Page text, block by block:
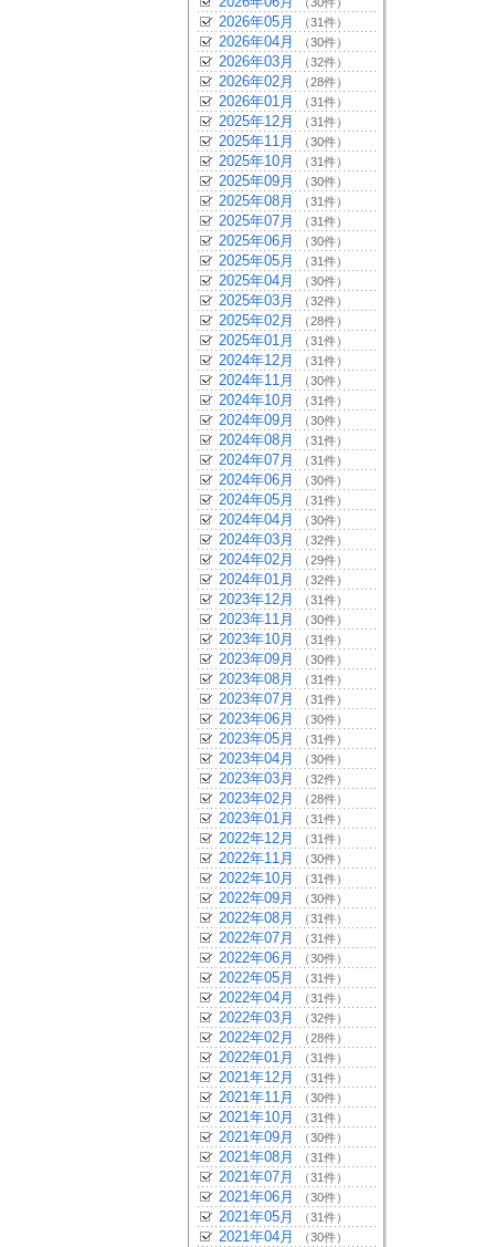
2026年05月 （31件）
2026年04月 （30件）
2026年03月 （32件）
2026年02月 （28件）
2026年01月 （31件）
2025年12月 （31件）
2025年11月 （30件）
2025年10月 （31件）
2025年09月 （30件）
2025年08月 （31件）
2025年07月 （31件）
2025年06月 （30件）
2025年05月 （31件）
2025年04月 （30件）
2025年03月 （32件）
2025年02月 （28件）
2025年01月 （31件）
2024年12月 （31件）
2024年11月 （30件）
2024年10月 （31件）
2024年09月 （30件）
2024年08月 （31件）
2024年07月 （31件）
2024年06月 （30件）
2024年05月 （31件）
2024年04月 （30件）
2024年03月 （32件）
2024年02月 （29件）
2024年01月 （32件）
2023年12月 （31件）
2023年11月 （30件）
2023年10月 （31件）
2023年09月 （30件）
2023年08月 （31件）
2023年07月 （31件）
2023年06月 （30件）
2023年05月 （31件）
2023年04月 （30件）
2023年03月 （32件）
2023年02月 （28件）
2023年01月 （31件）
2022年12月 （31件）
2022年11月 （30件）
2022年10月 （31件）
2022年09月 （30件）
2022年08月 （31件）
2022年07月 （31件）
2022年06月 （30件）
2022年05月 （31件）
2022年04月 （31件）
2022年03月 （32件）
2022年02月 （28件）
2022年01月 （31件）
2021年12月 （31件）
2021年11月 （30件）
2021年10月 （31件）
2021年09月 （30件）
2021年08月 （31件）
2021年07月 （31件）
2021年06月 （30件）
2021年05月 （31件）
2021年04月 （30件）